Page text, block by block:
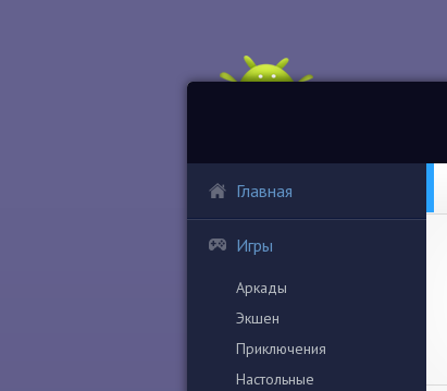
Главная
Игры
Аркады
Экшен
Приключения
Настольные